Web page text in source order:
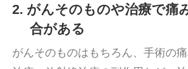
2. がんそのものや治療で痛
合がある
がんそのものはもちろん、手術の